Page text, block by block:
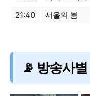
21:40
서울의 봄
📡 방송사